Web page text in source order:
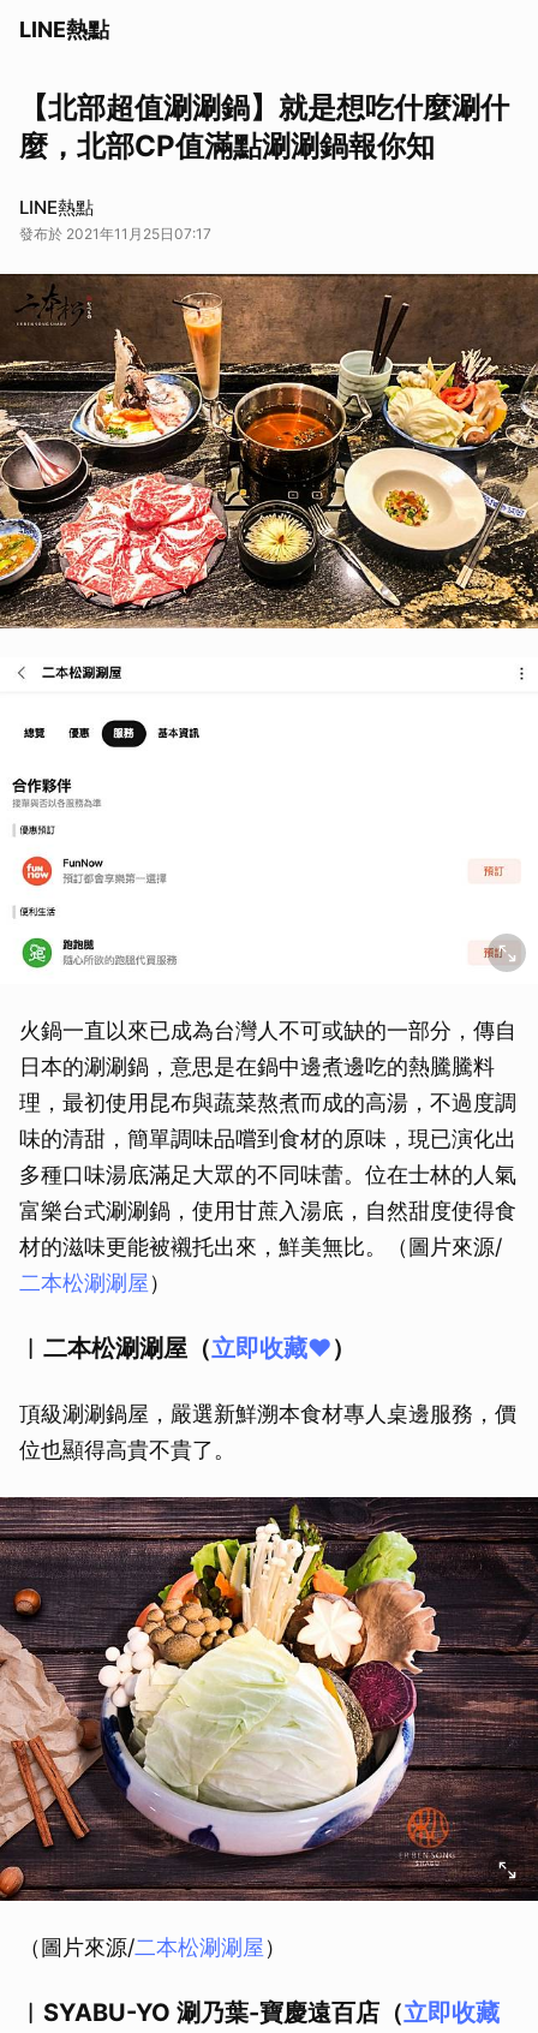
LINE熱點
【北部超值涮涮鍋】就是想吃什麼涮什
麼，北部CP值滿點涮涮鍋報你知
LINE熱點
發布於 2021年11月25日07:17
火鍋一直以來已成為台灣人不可或缺的一部分，傳自
日本的涮涮鍋，意思是在鍋中邊煮邊吃的熱騰騰料
理，最初使用昆布與蔬菜熬煮而成的高湯，不過度調
味的清甜，簡單調味品嚐到食材的原味，現已演化出
多種口味湯底滿足大眾的不同味蕾。位在士林的人氣
富樂台式涮涮鍋，使用甘蔗入湯底，自然甜度使得食
材的滋味更能被襯托出來，鮮美無比。（圖片來源/
二本松涮涮屋）
︱二本松涮涮屋（立即收藏❤️）
頂級涮涮鍋屋，嚴選新鮮溯本食材專人桌邊服務，價
位也顯得高貴不貴了。
（圖片來源/二本松涮涮屋）
︱SYABU-YO 涮乃葉-寶慶遠百店（立即收藏